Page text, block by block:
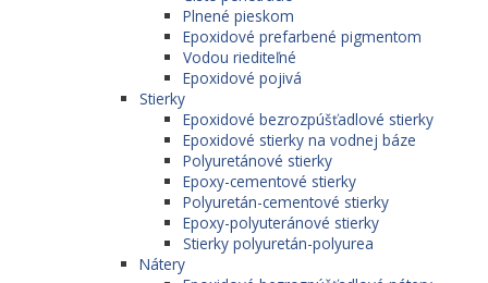
Plnené pieskom
Epoxidové prefarbené pigmentom
Vodou riediteľné
Epoxidové pojivá
Stierky
Epoxidové bezrozpúšťadlové stierky
Epoxidové stierky na vodnej báze
Polyuretánové stierky
Epoxy-cementové stierky
Polyuretán-cementové stierky
Epoxy-polyuteránové stierky
Stierky polyuretán-polyurea
Nátery